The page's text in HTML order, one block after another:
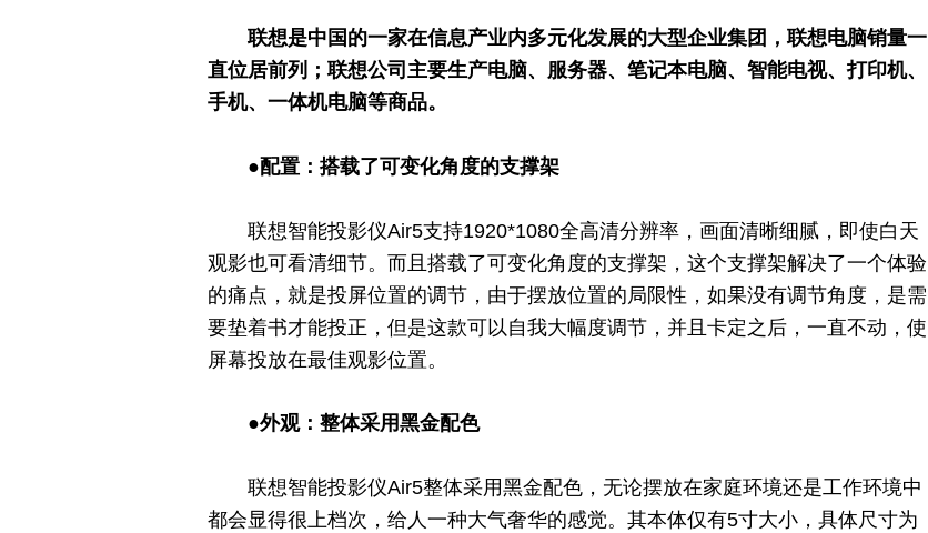
联想是中国的一家在信息产业内多元化发展的大型企业集团，联想电脑销量一
直位居前列；联想公司主要生产电脑、服务器、笔记本电脑、智能电视、打印机、
手机、一体机电脑等商品。
●配置： 搭载了可变化角度的支撑架
联想智能投影仪Air5支持1920*1080全高清分辨率，画面清晰细腻，即使白天
观影也可看清细节。而且搭载了可变化角度的支撑架，这个支撑架解决了一个体验
的痛点，就是投屏位置的调节，由于摆放位置的局限性 ，如果没有调节角度，是需
要垫着书才能投正，但是这款可以自我大幅度调节，并且卡定之后，一直不动，使
屏幕投放在最佳观影位置。
●外观： 整体采用黑金配色
联想智能投影仪Air5整体采用黑金配色，无论摆放在家庭环境还是工作环境中
都会显得很上档次，给人一种大气奢华的感觉。其本体仅有5寸大小，具体尺寸为